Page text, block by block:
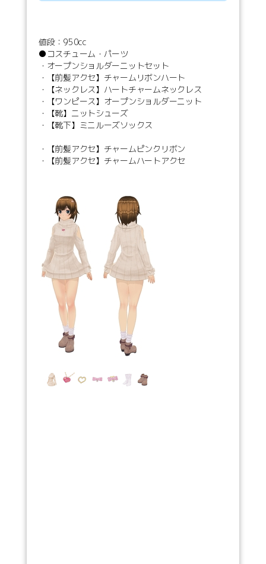
値段：950cc
●コスチューム・パーツ
・オープンショルダーニットセット
・【前髪アクセ】チャームリボンハート
・【ネックレス】ハートチャームネックレス
・【ワンピース】オープンショルダーニット
・【靴】ニットシューズ
・【靴下】ミニルーズソックス
・【前髪アクセ】チャームピンクリボン
・【前髪アクセ】チャームハートアクセ